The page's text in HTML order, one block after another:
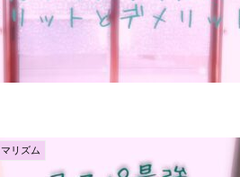
マリズム